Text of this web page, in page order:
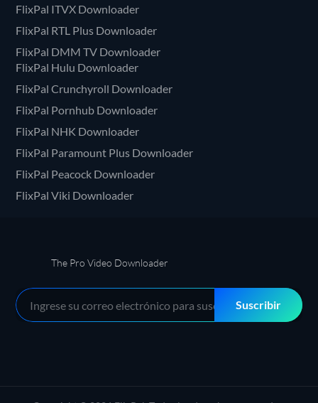
FlixPal ITVX Downloader
FlixPal RTL Plus Downloader
FlixPal DMM TV Downloader
FlixPal Hulu Downloader
FlixPal Crunchyroll Downloader
FlixPal Pornhub Downloader
FlixPal NHK Downloader
FlixPal Paramount Plus Downloader
FlixPal Peacock Downloader
FlixPal Viki Downloader
The Pro Video Downloader
Suscribir